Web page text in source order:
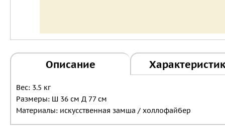
Описание
Вес: 3.5 кг
Размеры: Ш 36 см Д 77 см
Материалы: искусственная замша / холлофайбер